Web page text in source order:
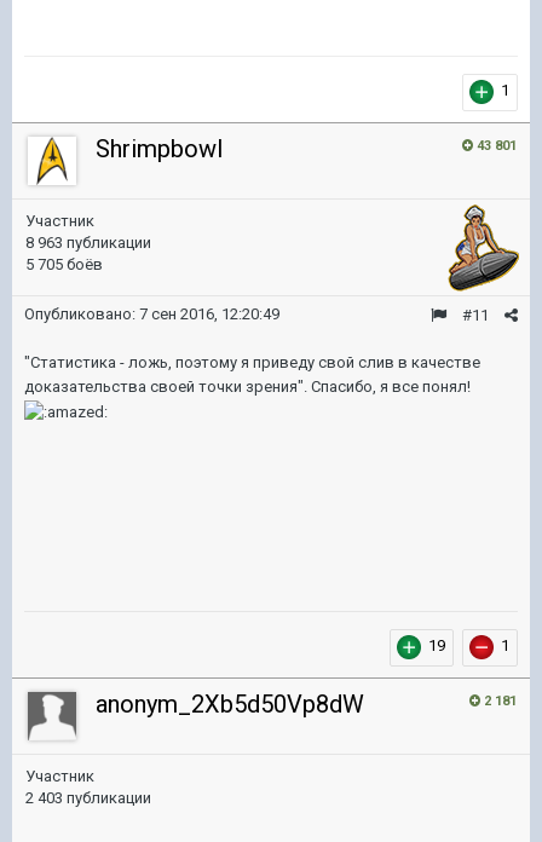
1
43 801
Shrimpbowl
Участник
8 963 публикации
5 705 боёв
#11
Опубликовано: 7 сен 2016, 12:20:49
"Статистика - ложь, поэтому я приведу свой слив в качестве
доказательства своей точки зрения". Спасибо, я все понял!
19 1
2 181
anonym_2Xb5d50Vp8dW
Участник
2 403 публикации